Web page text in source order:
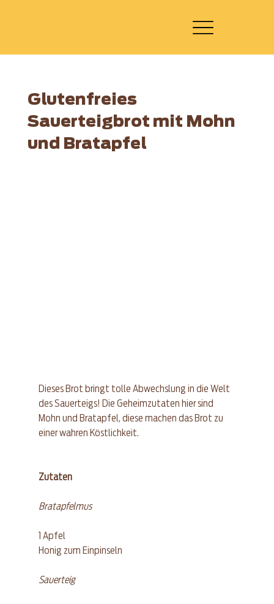
Glutenfreies
Sauerteigbrot mit Mohn
und Bratapfel
Dieses Brot bringt tolle Abwechslung in die Welt
des Sauerteigs! Die Geheimzutaten hier sind
Mohn und Bratapfel, diese machen das Brot zu
einer wahren Köstlichkeit.
Zutaten
Bratapfelmus
1 Apfel
Honig zum Einpinseln
Sauerteig